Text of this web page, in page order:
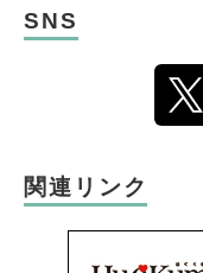
SNS
関連リンク